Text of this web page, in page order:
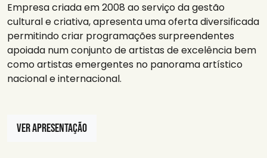
Empresa criada em 2008 ao serviço da gestão
cultural e criativa, apresenta uma oferta diversificada
permitindo criar programações surpreendentes
apoiada num conjunto de artistas de excelência bem
como artistas emergentes no panorama artístico
nacional e internacional.
VER APRESENTAÇÃO